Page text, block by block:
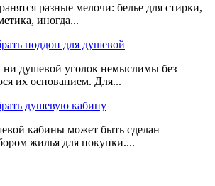
разные мелочи: белье для стирки,
иногда...
поддон для душевой
душевой уголок немыслимы без
их основанием. Для...
душевую кабину
кабины может быть сделан
жилья для покупки....